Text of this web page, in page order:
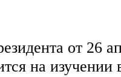
от 26
на